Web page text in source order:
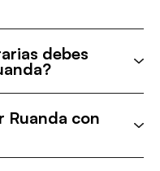
debes
Ruanda con